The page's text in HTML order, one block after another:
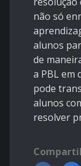
não só
alunos
de
a PBL em
pode
alunos
resolver